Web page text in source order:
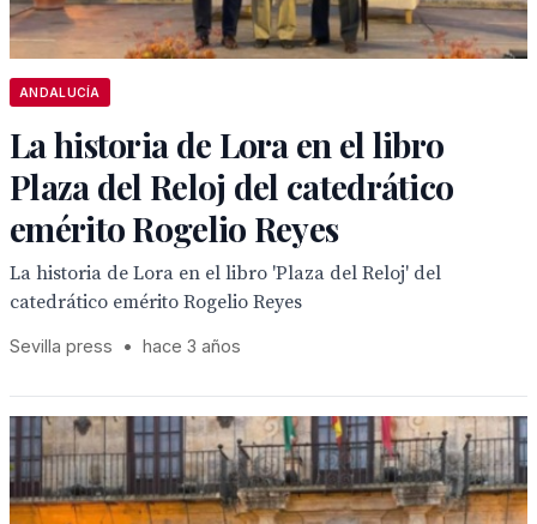
ANDALUCÍA
La historia de Lora en el libro
Plaza del Reloj del catedrático
emérito Rogelio Reyes
La historia de Lora en el libro 'Plaza del Reloj' del
catedrático emérito Rogelio Reyes
Sevilla press • hace 3 años